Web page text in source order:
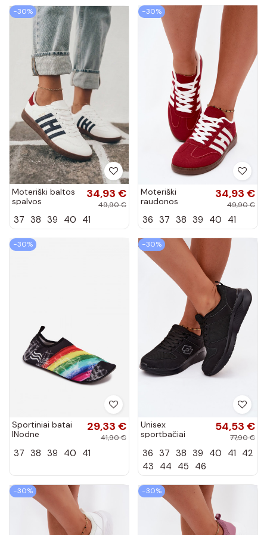
raišteliais Artiker
54C1463
−30%
Moteriški baltos
spalvos
juostelėmis
34,93 €
49,90 €
37 38 39 40 41
−30%
Moteriški
raudonos
sportbačiai su
Chrissy
34,93 €
49,90 €
36 37 38 39 40 41
−30%
Sportiniai batai
INodne
23-34-109L
29,33 €
41,90 €
37 38 39 40 41
−30%
Unisex
sportbačiai
SOBRIO OC
juodos spalvos
54,53 €
77,90 €
36 37 38 39 40 41 42
43 44 45 46
−30% −30%